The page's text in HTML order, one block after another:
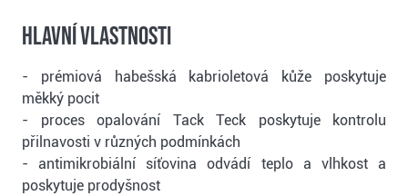
Hlavní vlastnosti
- prémiová habešská kabrioletová kůže poskytuje
měkký pocit
- proces opalování Tack Teck poskytuje kontrolu
přilnavosti v různých podmínkách
- antimikrobiální síťovina odvádí teplo a vlhkost a
poskytuje prodyšnost